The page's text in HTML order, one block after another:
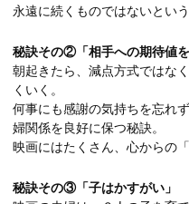
永遠に続くものではないとい
秘訣その②「相手への期待値を
朝起きたら、減点方式ではな
くいく。
何事にも感謝の気持ちを忘れ
婦関係を良好に保つ秘訣。
映画にはたくさん、心からの
秘訣その③「子はかすがい」